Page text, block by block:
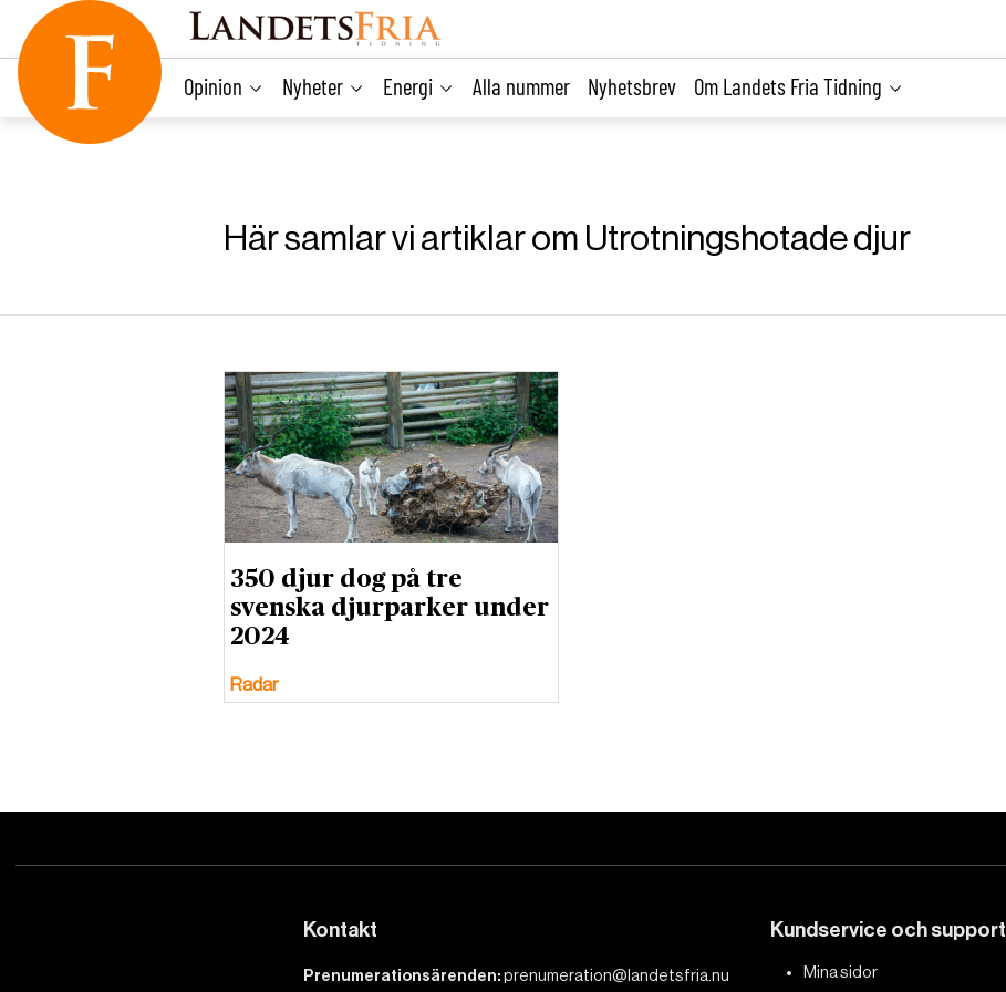
content
Opinion Nyheter Energi Alla nummer Nyhetsbrev Om Landets Fria Tidning
Här samlar vi artiklar om Utrotningshotade djur
350 djur dog på tre
svenska djurparker under
2024
Radar
Kontakt
Prenumerationsärenden:prenumeration@landetsfria.nu
Kundservice och support
Mina sidor